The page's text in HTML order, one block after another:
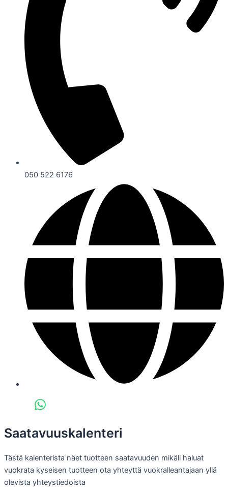
050 522 6176
Saatavuuskalenteri
Tästä kalenterista näet tuotteen saatavuuden mikäli haluat
vuokrata kyseisen tuotteen ota yhteyttä vuokralleantajaan yllä
olevista yhteystiedoista